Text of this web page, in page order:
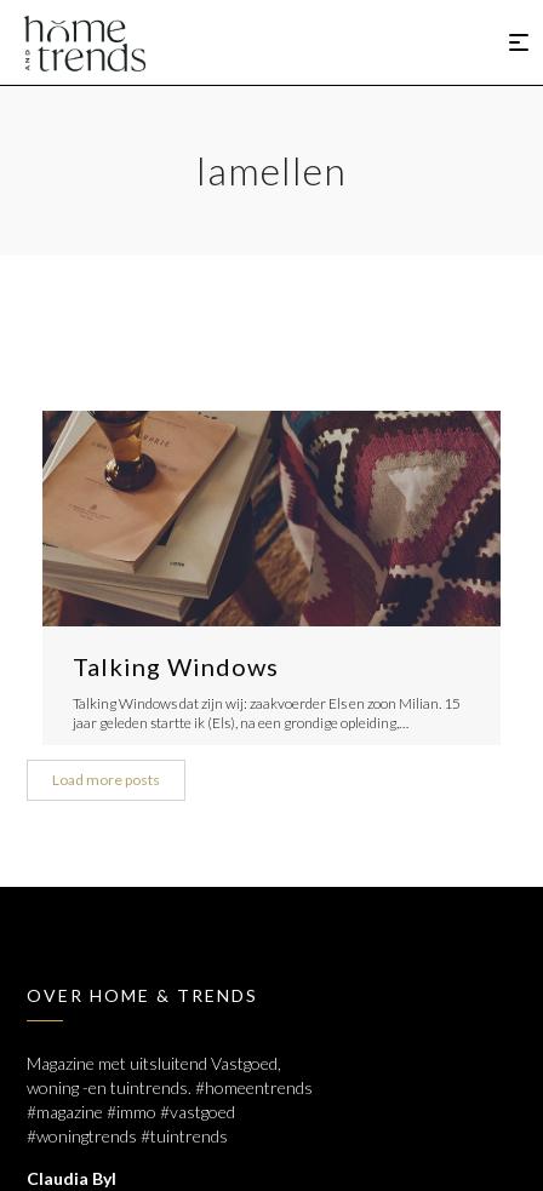
lamellen
Talking Windows
Talking Windows dat zijn wij: zaakvoerder Els en zoon Milian. 15
jaar geleden startte ik (Els), na een grondige opleiding,…
Load more posts
OVER HOME & TRENDS
Magazine met uitsluitend Vastgoed,
woning -en tuintrends. #homeentrends
#magazine #immo #vastgoed
#woningtrends #tuintrends
Claudia Byl